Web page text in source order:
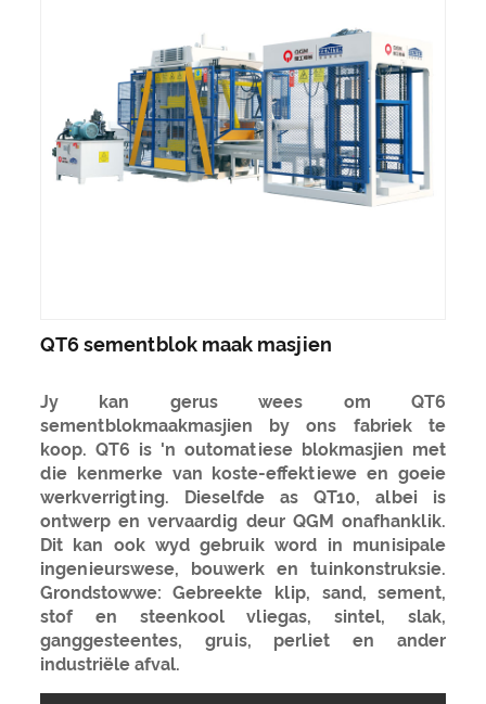
QT6 sementblok maak masjien
Jy kan gerus wees om QT6
sementblokmaakmasjien by ons fabriek te
koop. QT6 is 'n outomatiese blokmasjien met
die kenmerke van koste-effektiewe en goeie
werkverrigting. Dieselfde as QT10, albei is
ontwerp en vervaardig deur QGM onafhanklik.
Dit kan ook wyd gebruik word in munisipale
ingenieurswese, bouwerk en tuinkonstruksie.
Grondstowwe: Gebreekte klip, sand, sement,
stof en steenkool vliegas, sintel, slak,
ganggesteentes, gruis, perliet en ander
industriële afval.